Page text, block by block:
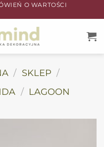
O WARTOŚCI
/ SKLEP /
/ LAGOON